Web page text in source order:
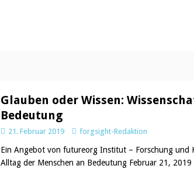
Glauben oder Wissen:
Bedeutung
21. Februar 2019 forgsight-Redaktion
Ein Angebot von futureorg Institut – Forschung und
Alltag der Menschen an Bedeutung Februar 21,